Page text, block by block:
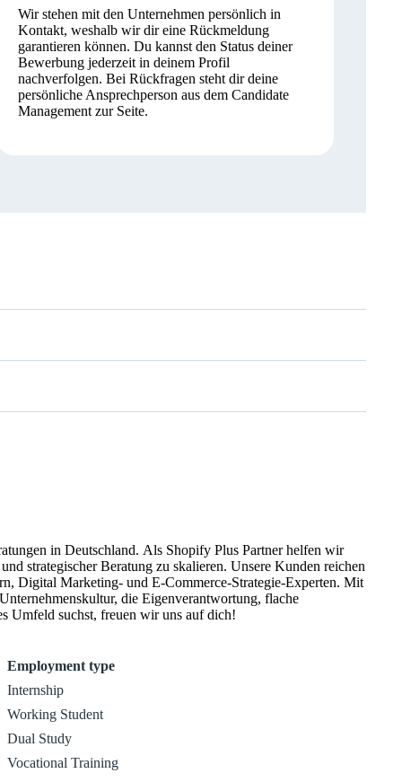
Wir stehen mit den Unternehmen persönlich in
Kontakt, weshalb wir dir eine Rückmeldung
garantieren können. Du kannst den Status deiner
Bewerbung jederzeit in deinem Profil
nachverfolgen. Bei Rückfragen steht dir deine
persönliche Ansprechperson aus dem Candidate
Management zur Seite.
in Deutschland. Als Shopify Plus Partner helfen wir
strategischer Beratung zu skalieren. Unsere Kunden reichen
die Eigenverantwortung, flache
dynamisches Umfeld suchst, freuen wir uns auf dich!
Employment type
Internship
Working Student
Dual Study
Vocational Training